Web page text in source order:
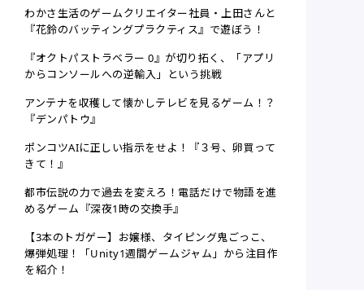
わかさ生活のゲームクリエイター社員・上田さんと
『花鈴のバッティングプラクティス』で遊ぼう！
『オクトパストラベラー 0』が切り拓く、「アプリ
からコンソールへの逆輸入」という挑戦
アンテナを収穫して懐かしテレビを見るゲーム！？
『デンパトウ』
ポンコツAIに正しい指示をせよ！『３号、卵買って
きて！』
都市伝説の力で過去を変えろ！電話だけで物語を進
めるゲーム『深夜1時の交換手』
【3本のトガゲー】お嬢様、タイピング鬼ごっこ、
爆弾処理！「Unity1週間ゲームジャム」から注目作
を紹介！